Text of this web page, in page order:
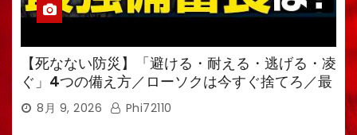
【死なない防災】「避ける・耐える・逃げる・凌
ぐ」4つの備え方／ローソクは今すぐ捨てろ／最
強備蓄食は「羊羹」／トイレ備蓄がなければ食料
も無意味
8月 9, 2026 Phi72110